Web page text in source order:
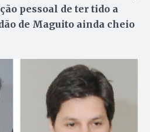
pessoal de ter tido a
de Maguito ainda cheio